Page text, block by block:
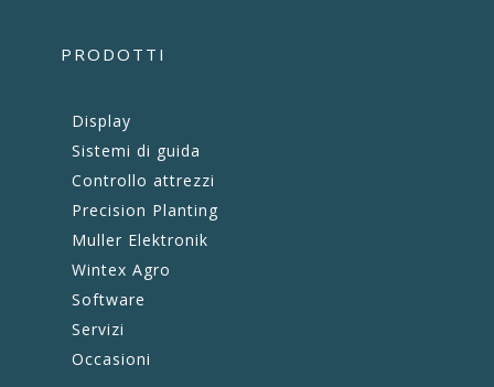
PRODOTTI
Display
Sistemi di guida
Controllo attrezzi
Precision Planting
Muller Elektronik
Wintex Agro
Software
Servizi
Occasioni